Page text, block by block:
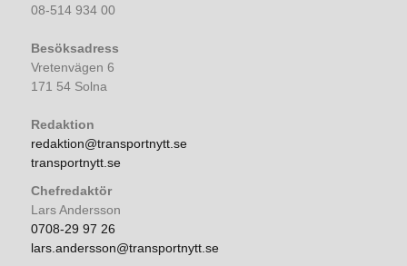
08-514 934 00
Besöksadress
Vretenvägen 6
171 54 Solna
Redaktion
redaktion@transportnytt.se
transportnytt.se
Chefredaktör
Lars Andersson
0708-29 97 26
lars.andersson@transportnytt.se